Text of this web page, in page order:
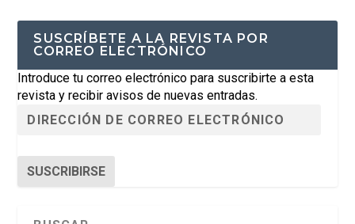
SUSCRÍBETE A LA REVISTA POR
CORREO ELECTRÓNICO
Introduce tu correo electrónico para suscribirte a esta
revista y recibir avisos de nuevas entradas.
SUSCRIBIRSE